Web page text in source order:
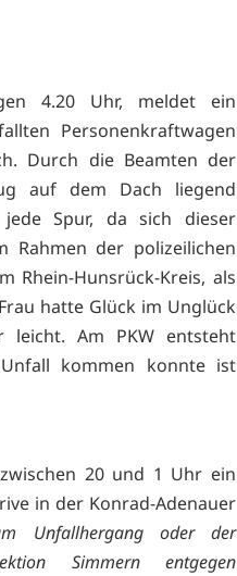
4.20 Uhr, meldet ein
Personenkraftwagen
Durch die Beamten der
auf dem Dach liegend
Spur, da sich dieser
der polizeilichen
Rhein-Hunsrück-Kreis, als
hatte Glück im Unglück
leicht. Am PKW entsteht
kommen konnte ist
20 und 1 Uhr ein
in der Konrad-Adenauer
Unfallhergang oder der
Simmern entgegen